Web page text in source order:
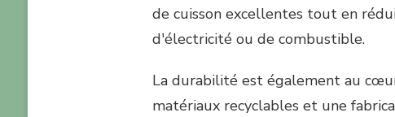
de cuisson excellentes tout en
d'électricité ou de combustible.
La durabilité est également au
matériaux recyclables et une